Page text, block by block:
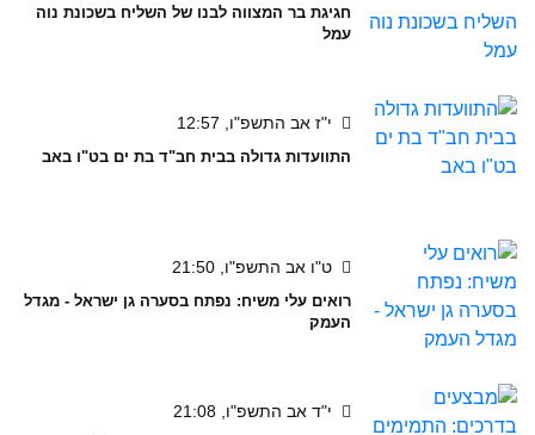
חגיגת בר המצווה לבנו של השליח בשכונת נוה
עמל
י"ז אב התשפ"ו, 12:57
התוועדות גדולה בבית חב"ד בת ים בט"ו באב
ט"ו אב התשפ"ו, 21:50
רואים עלי משיח: נפתח בסערה גן ישראל - מגדל
העמק
י"ד אב התשפ"ו, 21:08